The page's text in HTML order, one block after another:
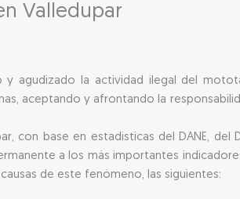
Valledupar
y agudizado la actividad ilegal del
aceptando y afrontando la
con base en estadísticas del DANE,
a los más importantes
de este fenómeno, las siguientes: